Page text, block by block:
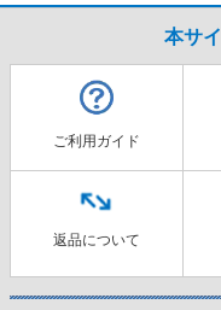
本サ
ご利用ガイド
返品について